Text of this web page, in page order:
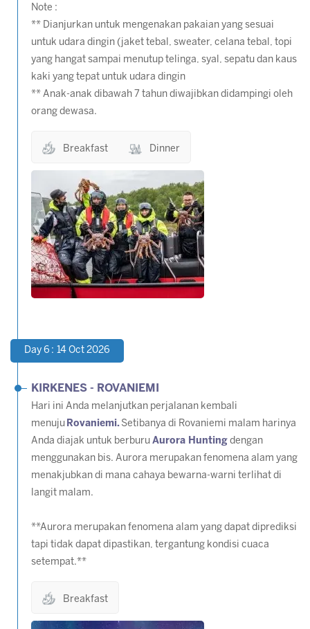
Note :
** Dianjurkan untuk mengenakan pakaian yang sesuai
untuk udara dingin (jaket tebal, sweater, celana tebal, topi
yang hangat sampai menutup telinga, syal, sepatu dan kaus
kaki yang tepat untuk udara dingin
** Anak-anak dibawah 7 tahun diwajibkan didampingi oleh
orang dewasa.
Breakfast Dinner
Day 6 : 14 Oct 2026
KIRKENES - ROVANIEMI
Hari ini Anda melanjutkan perjalanan kembali
menuju Rovaniemi. Setibanya di Rovaniemi malam harinya
Anda diajak untuk berburu Aurora Hunting dengan
menggunakan bis. Aurora merupakan fenomena alam yang
menakjubkan di mana cahaya bewarna-warni terlihat di
langit malam.
**Aurora merupakan fenomena alam yang dapat diprediksi
tapi tidak dapat dipastikan, tergantung kondisi cuaca
setempat.**
Breakfast